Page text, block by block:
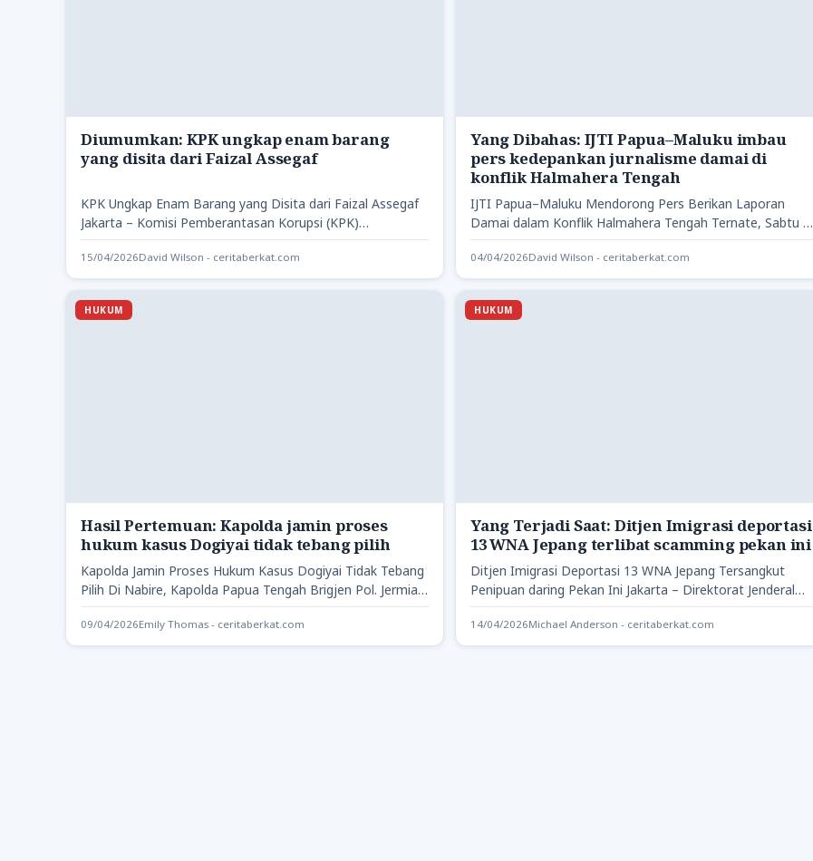
Diumumkan: KPK ungkap enam barang
yang disita dari Faizal Assegaf
KPK Ungkap Enam Barang yang Disita dari Faizal Assegaf
Jakarta – Komisi Pemberantasan Korupsi (KPK)
memperlihatkan enam barang…
15/04/2026David Wilson - ceritaberkat.com
Yang Dibahas: IJTI Papua–Maluku imbau
pers kedepankan jurnalisme damai di
konflik Halmahera Tengah
IJTI Papua–Maluku Mendorong Pers Berikan Laporan
Damai dalam Konflik Halmahera Tengah Ternate, Sabtu –
Koordinator Wilayah Ikatan Jurnalis…
04/04/2026David Wilson - ceritaberkat.com
HUKUM
Hasil Pertemuan: Kapolda jamin proses
hukum kasus Dogiyai tidak tebang pilih
Kapolda Jamin Proses Hukum Kasus Dogiyai Tidak Tebang
Pilih Di Nabire, Kapolda Papua Tengah Brigjen Pol. Jermias
Rontini…
09/04/2026Emily Thomas - ceritaberkat.com
HUKUM
Yang Terjadi Saat: Ditjen Imigrasi deportasi
13 WNA Jepang terlibat scamming pekan ini
Ditjen Imigrasi Deportasi 13 WNA Jepang Tersangkut
Penipuan daring Pekan Ini Jakarta – Direktorat Jenderal
Imigrasi, Kementerian Imigrasi…
14/04/2026Michael Anderson - ceritaberkat.com